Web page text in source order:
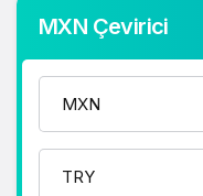
değişim
üstünde yer alan
mevcut fiyatlar
şekilde çevirme
MXN Çevirici